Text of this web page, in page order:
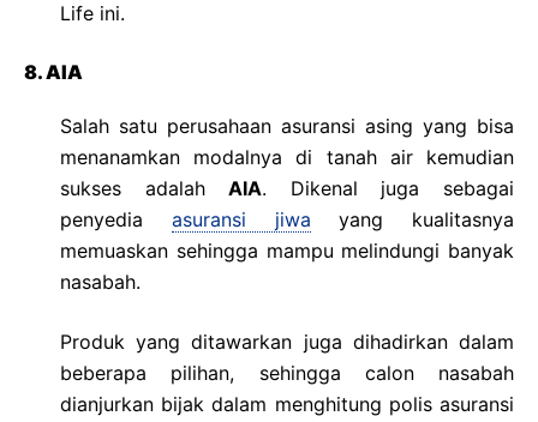
Life ini.
8. AIA
Salah satu perusahaan asuransi asing yang bisa
menanamkan modalnya di tanah air kemudian
sukses adalahAIA. Dikenal juga sebagai
penyedia asuransi jiwa yang kualitasnya
memuaskan sehingga mampu melindungi banyak
nasabah.
Produk yang ditawarkan juga dihadirkan dalam
beberapa pilihan, sehingga calon nasabah
dianjurkan bijak dalam menghitung polis asuransi